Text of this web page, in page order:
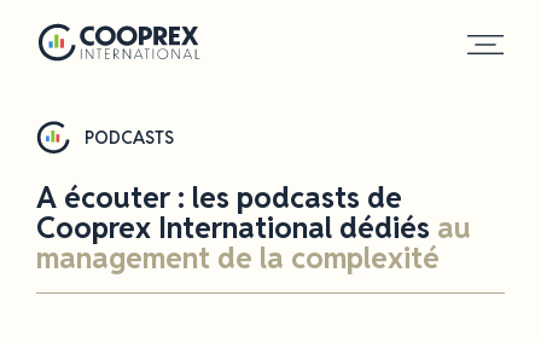
PODCASTS
A écouter : les podcasts de
Cooprex International dédiés au
management de la complexité